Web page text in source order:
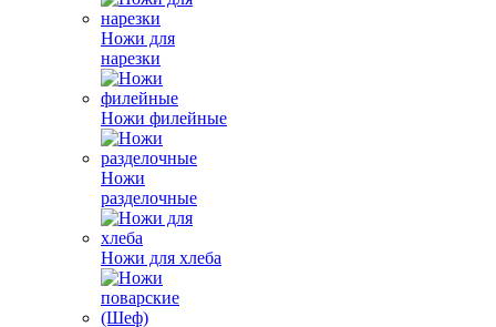
Ножи для
нарезки
Ножи филейные
Ножи
разделочные
Ножи для хлеба